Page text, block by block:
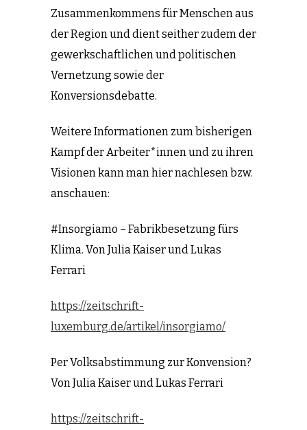
Zusammenkommens für Menschen aus
der Region und dient seither zudem der
gewerkschaftlichen und politischen
Vernetzung sowie der
Konversionsdebatte.
Weitere Informationen zum bisherigen
Kampf der Arbeiter*innen und zu ihren
Visionen kann man hier nachlesen bzw.
anschauen:
#Insorgiamo – Fabrikbesetzung fürs
Klima. Von Julia Kaiser und Lukas
Ferrari
https://zeitschrift-
luxemburg.de/artikel/insorgiamo/
Per Volksabstimmung zur Konvension?
Von Julia Kaiser und Lukas Ferrari
https://zeitschrift-